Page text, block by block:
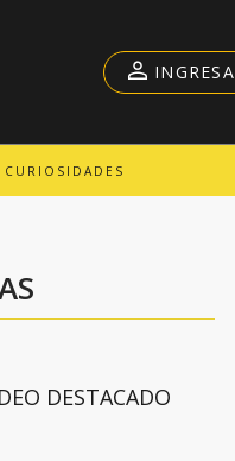
CURIOSIDADES
INGRESA
DESTACADO